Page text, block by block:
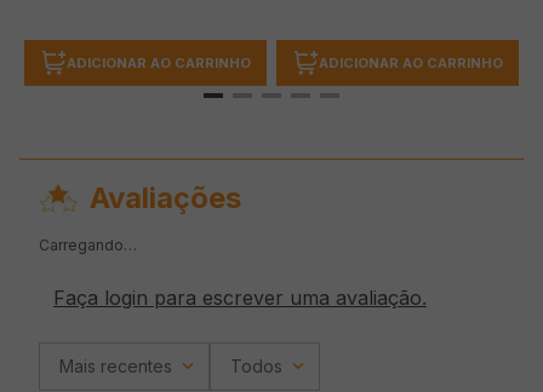
ADICIONAR AO CARRINHO ADICIONAR AO CARRINHO
Avaliações
Carregando…
Faça login para escrever uma avaliação.
Mais recentes Todos